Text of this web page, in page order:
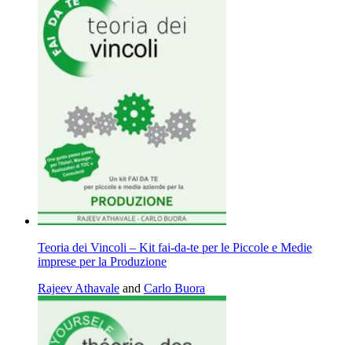
Teoria dei Vincoli – Kit fai-da-te per le Piccole e Medie
imprese per la Produzione
Rajeev Athavale and Carlo Buora